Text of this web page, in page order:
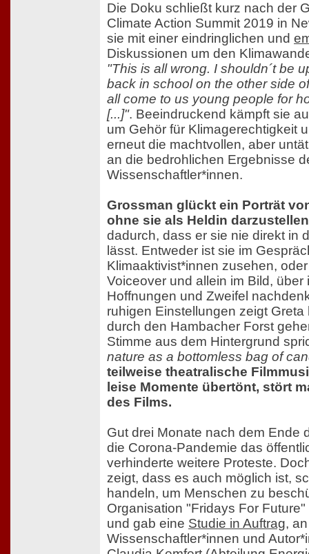
Die Doku schließt kurz nach der
Climate Action Summit 2019 in
sie mit einer eindringlichen und
Diskussionen um den
"This is all wrong. I shouldn´t be
back in school on the other side
all come to us young people for
[...]". Beeindruckend kämpft sie
um Gehör für Klimagerechtigkeit
erneut die machtvollen, aber
an die bedrohlichen Ergebnisse
Wissenschaftler*innen.
Grossman glückt ein Porträt
ohne sie als Heldin
dadurch, dass er sie nie direkt in
lässt. Entweder ist sie im
Klimaaktivist*innen zusehen,
Voiceover und allein im Bild, über
Hoffnungen und Zweifel
ruhigen Einstellungen zeigt
durch den Hambacher Forst
Stimme aus dem Hintergrund
nature as a bottomless bag of
teilweise theatralische
leise Momente übertönt, stört
des Films.
Gut drei Monate nach dem Ende
die Corona-Pandemie das
verhinderte weitere Proteste.
zeigt, dass es auch möglich ist,
handeln, um Menschen zu
Organisation "Fridays For
und gab eine Studie in Auftrag,
Wissenschaftler*innen und